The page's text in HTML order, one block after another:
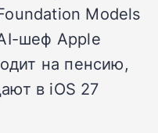
Models
шеф Apple
на пенсию,
в iOS 27